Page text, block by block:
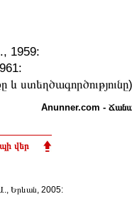
1959:
Anunner.com -
վեր
Երևան, 2005: